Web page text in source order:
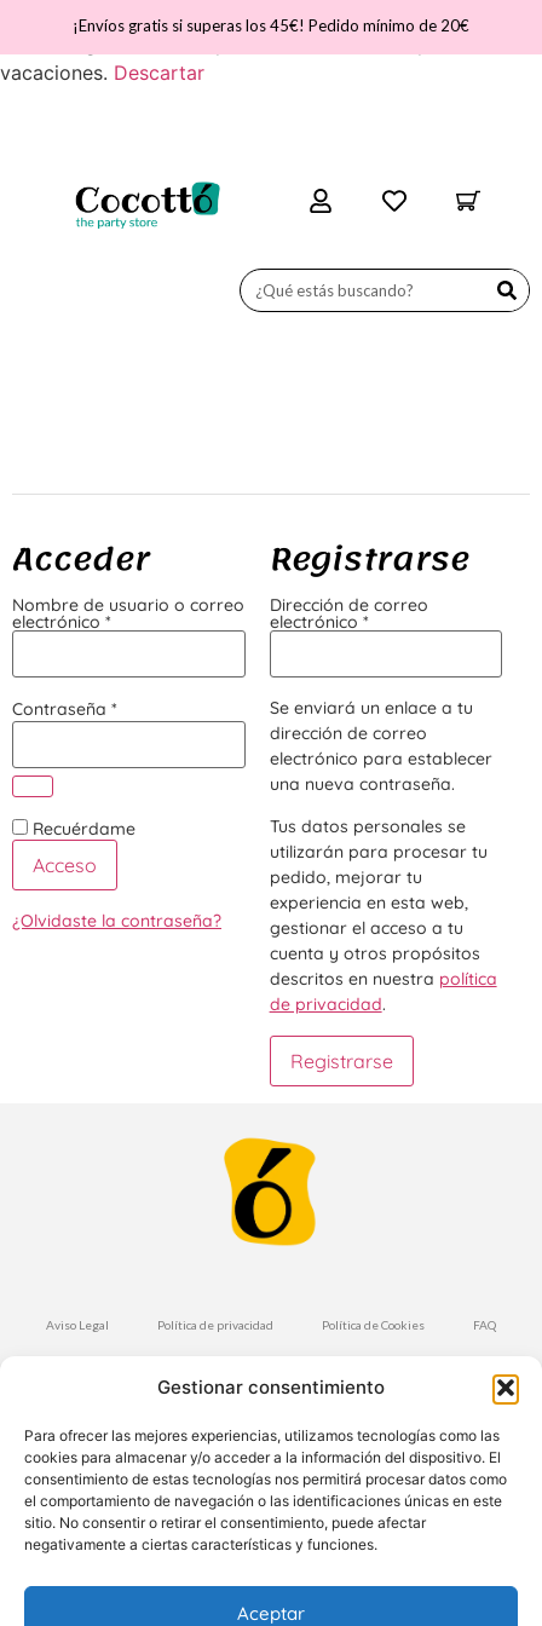
Gestionar consentimiento
Para ofrecer las mejores experiencias, utilizamos tecnologías como las
cookies para almacenar y/o acceder a la información del dispositivo. El
consentimiento de estas tecnologías nos permitirá procesar datos como
el comportamiento de navegación o las identificaciones únicas en este
sitio. No consentir o retirar el consentimiento, puede afectar
negativamente a ciertas características y funciones.
Aceptar
¡Nos vamos de vacaciones! ATENCIÓN - Del día 31 de julio
vacaciones. Descartar
¡Envíos gratis si superas los 45€! Pedido mínimo de 20€
Acceder
Nombre de usuario o correo
electrónico *
Contraseña *
Recuérdame
Acceso
¿Olvidaste la contraseña?
Registrarse
Dirección de correo
electrónico *
Se enviará un enlace a tu
dirección de correo
electrónico para establecer
una nueva contraseña.
Tus datos personales se
utilizarán para procesar tu
pedido, mejorar tu
experiencia en esta web,
gestionar el acceso a tu
cuenta y otros propósitos
descritos en nuestra política
de privacidad.
Registrarse
Aviso Legal Política de privacidad Política de Cookies FAQ
Condiciones de Compra Envíos y Devoluciones
Suscríbete a nuestra Newsletter
Suscríbete